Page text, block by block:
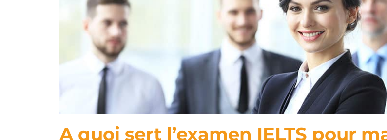
A quoi sert l’examen IELTS pour